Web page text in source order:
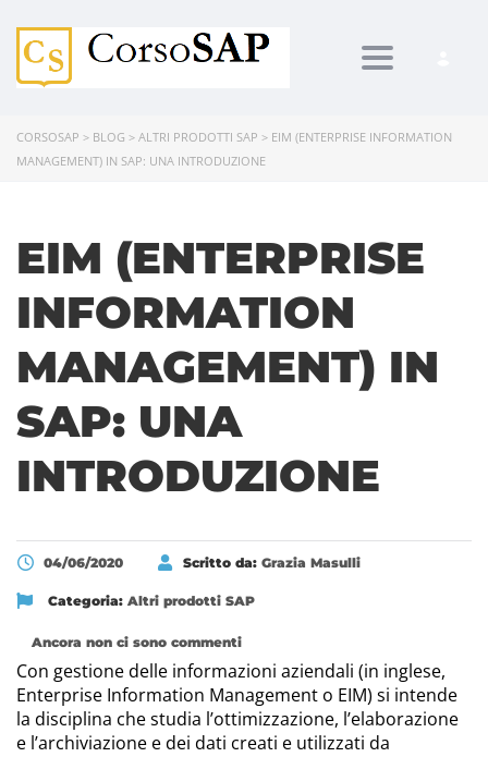
Toggle
CORSOSAP > BLOG > ALTRI PRODOTTI SAP > EIM (ENTERPRISE INFORMATION
MANAGEMENT) IN SAP: UNA INTRODUZIONE
EIM (ENTERPRISE
INFORMATION
MANAGEMENT) IN
SAP: UNA
INTRODUZIONE
04/06/2020 Scritto da: Grazia Masulli
Categoria: Altri prodotti SAP
Ancora non ci sono commenti
Con gestione delle informazioni aziendali (in inglese,
Enterprise Information Management o EIM) si intende
la disciplina che studia l’ottimizzazione, l’elaborazione
e l’archiviazione e dei dati creati e utilizzati da